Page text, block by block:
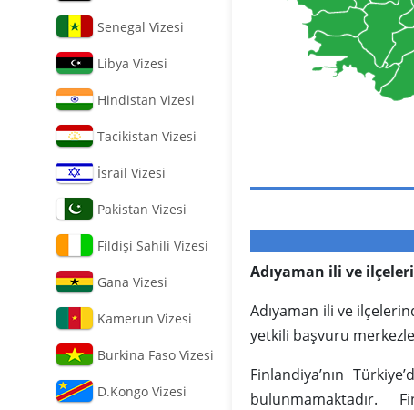
Senegal Vizesi
Libya Vizesi
Hindistan Vizesi
Tacikistan Vizesi
İsrail Vizesi
Pakistan Vizesi
Fildişi Sahili Vizesi
Gana Vizesi
Kamerun Vizesi
Burkina Faso Vizesi
D.Kongo Vizesi
Adıyaman ili ve
Adıyaman ili ve
yetkili başvuru
Finlandiya’nın
bulunmamaktadır.